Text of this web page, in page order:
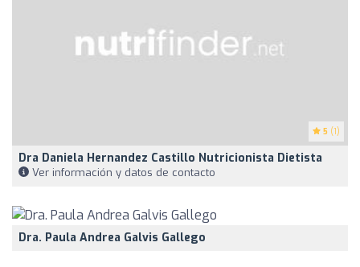
5 (1)
Dra Daniela Hernandez Castillo Nutricionista Dietista
Ver información y datos de contacto
Dra. Paula Andrea Galvis Gallego